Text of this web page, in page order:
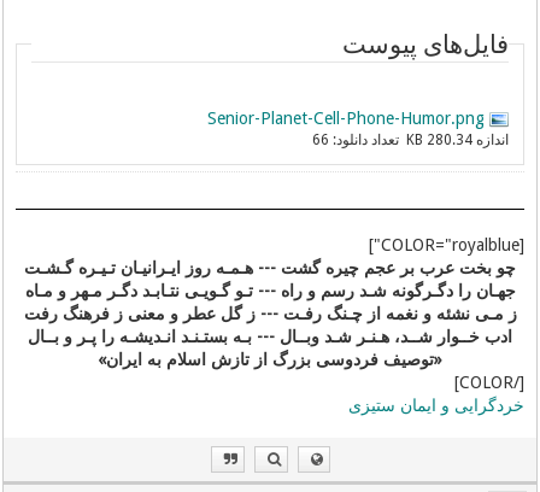
فایل‌های پیوست
Senior-Planet-Cell-Phone-Humor.png
اندازه280.34 KB تعداد دانلود: 66
[COLOR="royalblue"]
چو بخت عرب بر عجم چیره گشت --- هـمـه روز ایـرانیـان تـیـره گـشـت
جهـان را دگـرگونه شـد رسم و راه --- تـو گـویـی نتـابـد دگـر مـهر و مـاه
ز مـی نشئه و نغمه از چـنگ رفـت --- ز گل عطر و معنی ز فرهنگ رفت
ادب خــوار شــد، هـنـر شـد وبــال --- بـه بستـنـد انـدیشـه را پـر و بــال
«توصیف فردوسی بزرگ از تازش اسلام به ایران»
[/COLOR]
خردگرایی و ایمان ستیزی